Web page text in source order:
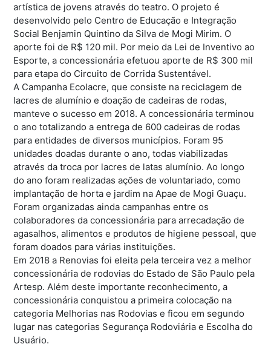
artística de jovens através do teatro. O projeto é
desenvolvido pelo Centro de Educação e Integração
Social Benjamin Quintino da Silva de Mogi Mirim. O
aporte foi de R$ 120 mil. Por meio da Lei de Inventivo ao
Esporte, a concessionária efetuou aporte de R$ 300 mil
para etapa do Circuito de Corrida Sustentável.
A Campanha Ecolacre, que consiste na reciclagem de
lacres de alumínio e doação de cadeiras de rodas,
manteve o sucesso em 2018. A concessionária terminou
o ano totalizando a entrega de 600 cadeiras de rodas
para entidades de diversos municípios. Foram 95
unidades doadas durante o ano, todas viabilizadas
através da troca por lacres de latas alumínio. Ao longo
do ano foram realizadas ações de voluntariado, como
implantação de horta e jardim na Apae de Mogi Guaçu.
Foram organizadas ainda campanhas entre os
colaboradores da concessionária para arrecadação de
agasalhos, alimentos e produtos de higiene pessoal, que
foram doados para várias instituições.
Em 2018 a Renovias foi eleita pela terceira vez a melhor
concessionária de rodovias do Estado de São Paulo pela
Artesp. Além deste importante reconhecimento, a
concessionária conquistou a primeira colocação na
categoria Melhorias nas Rodovias e ficou em segundo
lugar nas categorias Segurança Rodoviária e Escolha do
Usuário.